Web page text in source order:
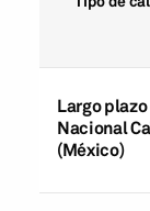
Largo
Nacional
(México)